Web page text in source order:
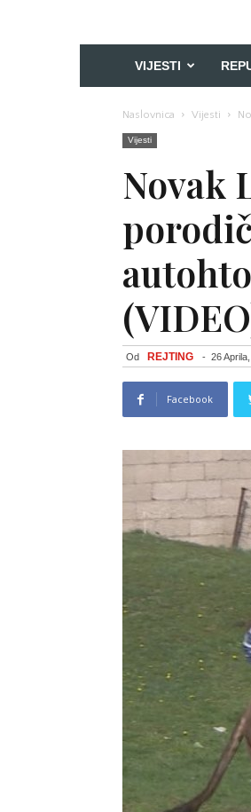
VIJESTI
Naslovnica Vijesti
Vijesti
Novak
Od REJTING - 26
Facebook